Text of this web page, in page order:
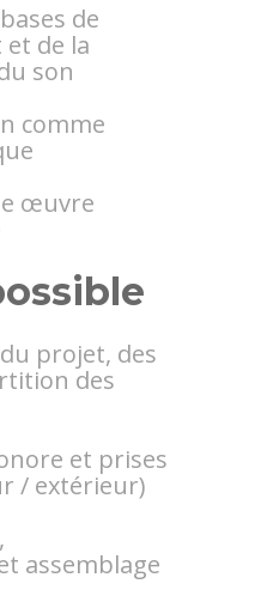
de
de la
son
comme
œuvre
projet, des
des
et prises
/ extérieur)
assemblage